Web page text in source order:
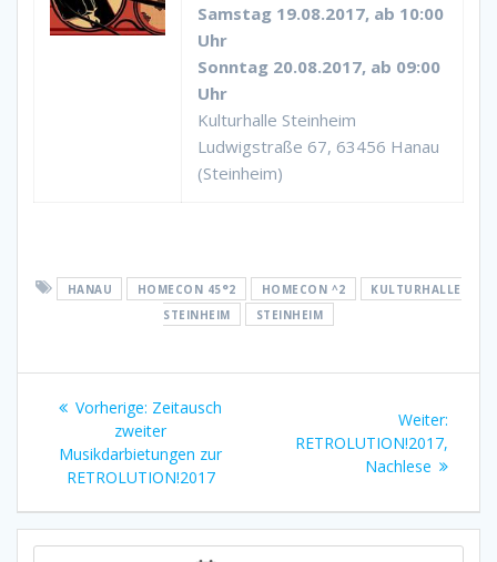
Samstag 19.08.2017, ab 10:00
Uhr
Sonntag 20.08.2017, ab 09:00
Uhr
Kulturhalle Steinheim
Ludwigstraße 67, 63456 Hanau
(Steinheim)
HANAU HOMECON 45°2 HOMECON ^2
KULTURHALLE
STEINHEIM
STEINHEIM
Beitragsnavigation
Vorherige: Vorheriger
Beitrag:
Zeitausch
zweiter
Musikdarbietungen zur
RETROLUTION!2017
Weiter:
RETROLUTION!2017,
Nachlese